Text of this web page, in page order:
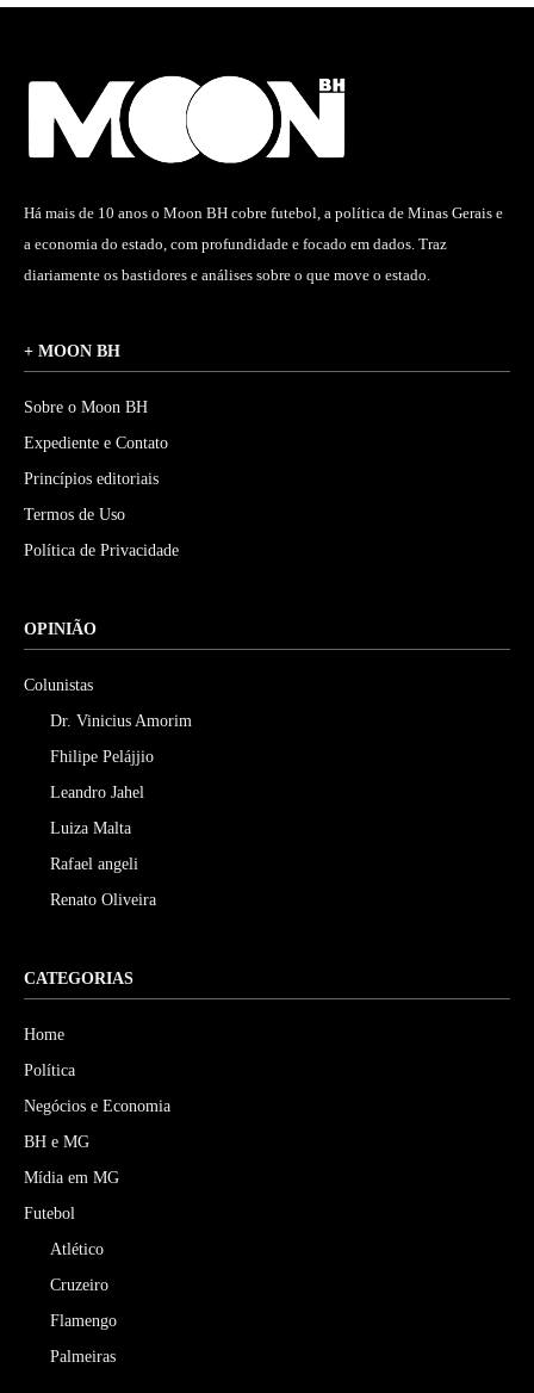
Há mais de 10 anos o Moon BH cobre futebol, a política de Minas Gerais e
a economia do estado, com profundidade e focado em dados. Traz
diariamente os bastidores e análises sobre o que move o estado.
+ MOON BH
Sobre o Moon BH
Expediente e Contato
Princípios editoriais
Termos de Uso
Política de Privacidade
OPINIÃO
Colunistas
Dr. Vinicius Amorim
Fhilipe Pelájjio
Leandro Jahel
Luiza Malta
Rafael angeli
Renato Oliveira
CATEGORIAS
Home
Política
Negócios e Economia
BH e MG
Mídia em MG
Futebol
Atlético
Cruzeiro
Flamengo
Palmeiras